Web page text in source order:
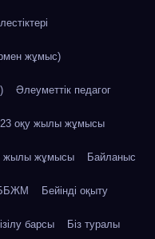
жұмыс)
Әлеуметтік педагог
оқу жылы жұмысы
жылы жұмысы Байланыс
Бейінді оқыту
барсы Біз туралы